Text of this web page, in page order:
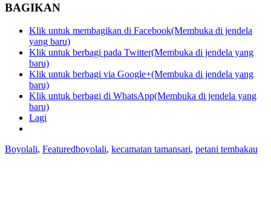
BAGIKAN
Klik untuk membagikan di Facebook(Membuka di jendela
yang baru)
Klik untuk berbagi pada Twitter(Membuka di jendela yang
baru)
Klik untuk berbagi via Google+(Membuka di jendela yang
baru)
Klik untuk berbagi di WhatsApp(Membuka di jendela yang
baru)
Lagi
Boyolali, Featuredboyolali, kecamatan tamansari, petani tembakau